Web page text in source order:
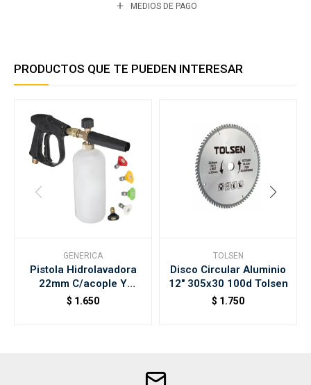
MEDIOS DE PAGO
PRODUCTOS QUE TE PUEDEN INTERESAR
GENERICA
Pistola Hidrolavadora
22mm C/acople Y
Botella 1lt
$ 1.650
TOLSEN
Disco Circular Aluminio
12" 305x30 100d Tolsen
$ 1.750